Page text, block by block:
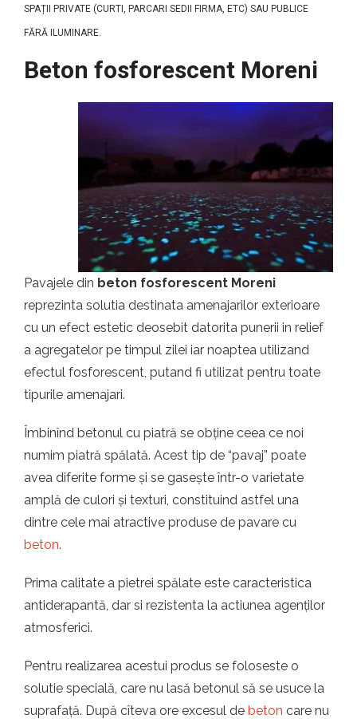
SPAȚII PRIVATE (CURTI, PARCARI SEDII FIRMA, ETC) SAU PUBLICE
FĂRĂ ILUMINARE.
Beton fosforescent Moreni
Pavajele din beton fosforescent Moreni
reprezinta solutia destinata amenajarilor exterioare
cu un efect estetic deosebit datorita punerii in relief
a agregatelor pe timpul zilei iar noaptea utilizand
efectul fosforescent, putand fi utilizat pentru toate
tipurile amenajari.
Îmbinînd betonul cu piatră se obține ceea ce noi
numim piatră spălată. Acest tip de “pavaj” poate
avea diferite forme și se gasește într-o varietate
amplă de culori și texturi, constituind astfel una
dintre cele mai atractive produse de pavare cu
beton.
Prima calitate a pietrei spălate este caracteristica
antiderapantă, dar si rezistenta la actiunea agenților
atmosferici.
Pentru realizarea acestui produs se foloseste o
solutie specială, care nu lasă betonul să se usuce la
suprafață. După cîteva ore excesul de beton care nu